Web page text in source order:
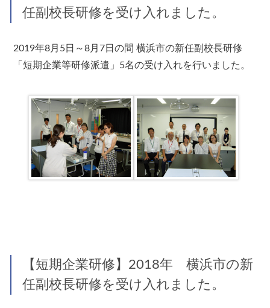
任副校長研修を受け入れました。
2019年8月5日～8月7日の間 横浜市の新任副校長研修
「短期企業等研修派遣」5名の受け入れを行いました。
【短期企業研修】2018年 横浜市の新
任副校長研修を受け入れました。